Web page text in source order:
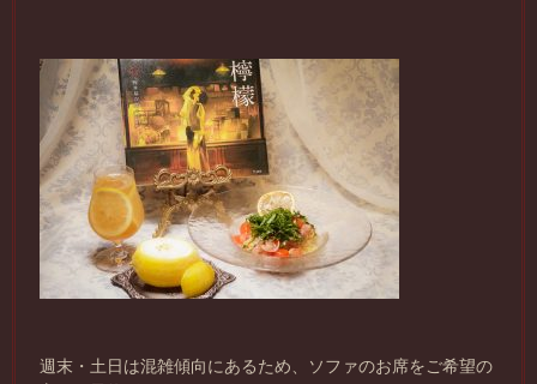
週末・土日は混雑傾向にあるため、ソファのお席をご希望の